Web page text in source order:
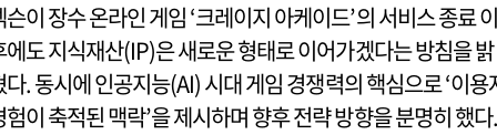
슨이 장수 온라인 게임 ‘크레이지 아케이드’의 서비스 종료 이
에도 지식재산(IP)은 새로운 형태로 이어가겠다는 방침을 밝
다. 동시에 인공지능(AI) 시대 게임 경쟁력의 핵심으로 ‘이용
험이 축적된 맥락’을 제시하며 향후 전략 방향을 분명히 했다.